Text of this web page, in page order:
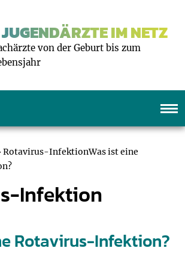
IM NETZ
von der Geburt bis zum
Rotavirus-InfektionWas ist eine
Infektion
Rotavirus-Infektion?